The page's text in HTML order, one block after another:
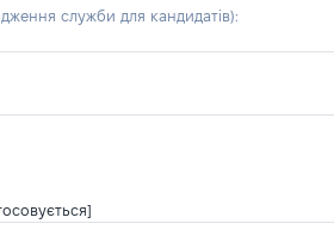
служби для кандидатів):